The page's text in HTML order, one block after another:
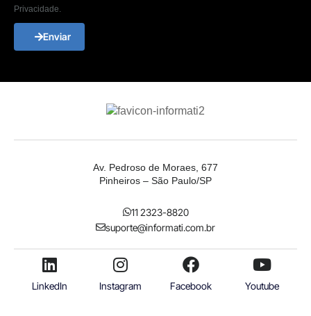
Privacidade.
Enviar
Av. Pedroso de Moraes, 677
Pinheiros – São Paulo/SP
11 2323-8820
suporte@informati.com.br
LinkedIn Instagram Facebook Youtube